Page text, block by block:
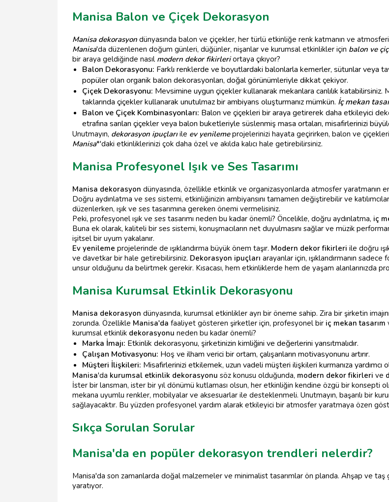
Manisa Balon ve Çiçek Dekorasyon
Manisa dekorasyon dünyasında balon ve çiçekler, her türlü etkinliğe renk katmanın ve
Manisa'da düzenlenen doğum günleri, düğünler, nişanlar ve kurumsal etkinlikler için balon ve
bir araya geldiğinde nasıl modern dekor fikirleriortaya çıkıyor?
Balon Dekorasyonu: Farklı renklerde ve boyutlardaki balonlarla kemerler, sütunlar veya
popüler olan organik balon dekorasyonları, doğal görünümleriyle dikkat çekiyor.
Çiçek Dekorasyonu: Mevsimine uygun çiçekler kullanarak mekanlara canlılık
taklarında çiçekler kullanarak unutulmaz bir ambiyans oluşturmanız mümkün. İç mekan
Balon ve Çiçek Kombinasyonları: Balon ve çiçekleri bir araya getirerek daha etkileyici
etrafına sarılan çiçekler veya balon buketleriyle süslenmiş masa ortaları, misafirlerinizi
Unutmayın, dekorasyon ipuçlarıile ev yenilemeprojelerinizi hayata geçirirken, balon ve
Manisa*'daki etkinliklerinizi çok daha özel ve akılda kalıcı hale getirebilirsiniz.
Manisa Profesyonel Işık ve Ses Tasarımı
Manisa dekorasyon dünyasında, özellikle etkinlik ve organizasyonlarda atmosfer yaratmanın
Doğru aydınlatma ve ses sistemi, etkinliğinizin ambiyansını tamamen değiştirebilir ve
düzenlerken, ışık ve ses tasarımına gereken önemi vermelisiniz.
Peki, profesyonel ışık ve ses tasarımı neden bu kadar önemli? Öncelikle, doğru aydınlatma, iç
Buna ek olarak, kaliteli bir ses sistemi, konuşmacıların net duyulmasını sağlar ve müzik
işitsel bir uyum yakalanır.
Ev yenileme projelerinde de ışıklandırma büyük önem taşır. Modern dekor fikirleri ile doğru
ve davetkar bir hale getirebilirsiniz. Dekorasyon ipuçları arayanlar için, ışıklandırmanın
unsur olduğunu da belirtmek gerekir. Kısacası, hem etkinliklerde hem de yaşam alanlarınızda
Manisa Kurumsal Etkinlik Dekorasyonu
Manisa dekorasyon dünyasında, kurumsal etkinlikler ayrı bir öneme sahip. Zira bir şirketin
zorunda. Özellikle Manisa'da faaliyet gösteren şirketler için, profesyonel bir iç mekan tasarım
kurumsal etkinlik dekorasyonu neden bu kadar önemli?
Marka İmajı: Etkinlik dekorasyonu, şirketinizin kimliğini ve değerlerini yansıtmalıdır.
Çalışan Motivasyonu: Hoş ve ilham verici bir ortam, çalışanların motivasyonunu artırır.
Müşteri İlişkileri: Misafirlerinizi etkilemek, uzun vadeli müşteri ilişkileri kurmanıza yardımcı
Manisa'da kurumsal etkinlik dekorasyonu söz konusu olduğunda, modern dekor fikirleri ve
İster bir lansman, ister bir yıl dönümü kutlaması olsun, her etkinliğin kendine özgü bir konsepti
mekana uyumlu renkler, mobilyalar ve aksesuarlar ile desteklenmeli. Unutmayın, başarılı bir
sağlayacaktır. Bu yüzden profesyonel yardım alarak etkileyici bir atmosfer yaratmaya özen
Sıkça Sorulan Sorular
Manisa'da en popüler dekorasyon trendleri nelerdir?
Manisa'da son zamanlarda doğal malzemeler ve minimalist tasarımlar ön planda. Ahşap ve taş
yaratıyor.